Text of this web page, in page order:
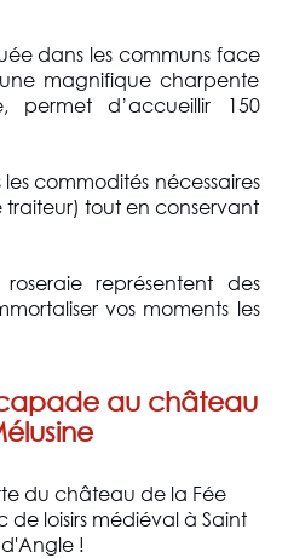
dans les communs face
magnifique charpente
d’accueillir 150
commodités nécessaires
traiteur) tout en conservant
représentent des
vos moments les
au château
du château de la Fée
de loisirs médiéval à Saint
!